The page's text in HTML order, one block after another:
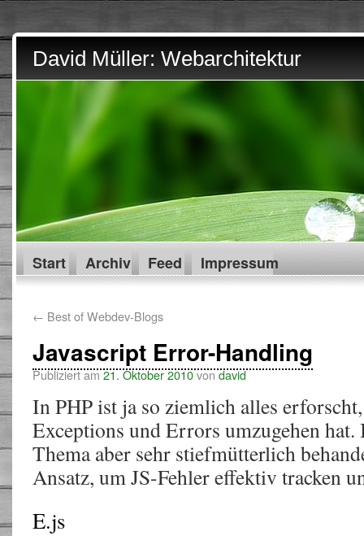
David Müller: Webarchitektur
Start Archiv Feed Impressum
← Best of Webdev-Blogs
Javascript Error-Handling
Publiziert am 21. Oktober 2010vondavid
In PHP ist ja so ziemlich alles
Exceptions und Errors umzugehen
Thema aber sehr stiefmütterlich
Ansatz, um JS-Fehler effektiv tracken
E.js